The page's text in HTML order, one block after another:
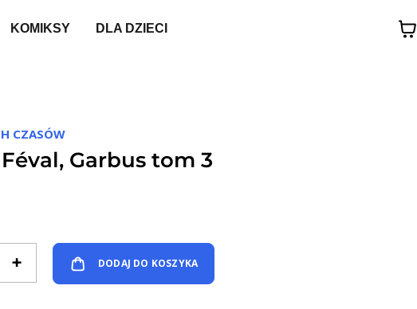
KOMIKSY DLA DZIECI
CZASÓW
Féval, Garbus tom 3
+ DODAJ DO KOSZYKA